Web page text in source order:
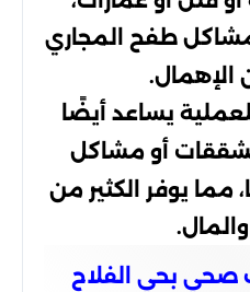
طفح المجاري
الإهمال.
يساعد أيضًا
أو مشاكل
مما يوفر الكثير من
بحي الفلاح